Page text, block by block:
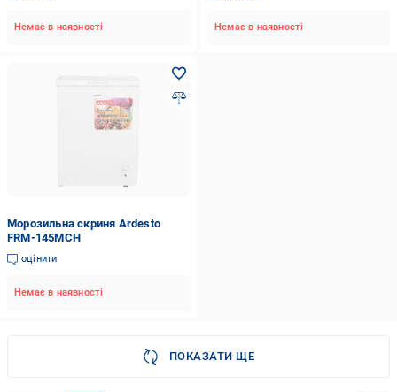
Немає в наявності Немає в наявності
Морозильна скриня Ardesto
FRM-145MCH
оцінити
Немає в наявності
ПОКАЗАТИ ЩЕ